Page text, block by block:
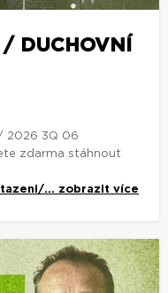
DUCHOVNÍ
2026 3Q 06
zdarma stáhnout
... zobrazit více